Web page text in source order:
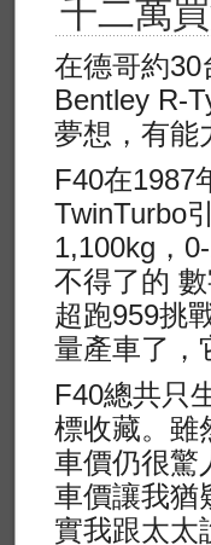
千二萬
在德哥約
Bentley R-
夢想，有能
F40在1987
TwinTurbo
1,100kg，
不得了的
超跑959挑
量產車了，
F40總共只
標收藏。雖
車價仍很驚
車價讓我猶
實我跟太太